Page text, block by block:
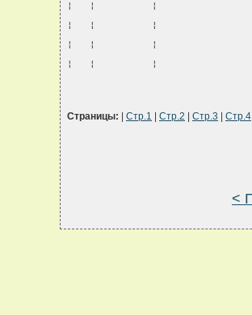
¦   ¦          ¦
¦   ¦          ¦
¦   ¦          ¦
¦   ¦          ¦                  ¦В
Страницы: Стр.1 Стр.2 Стр.3 Стр.4
<